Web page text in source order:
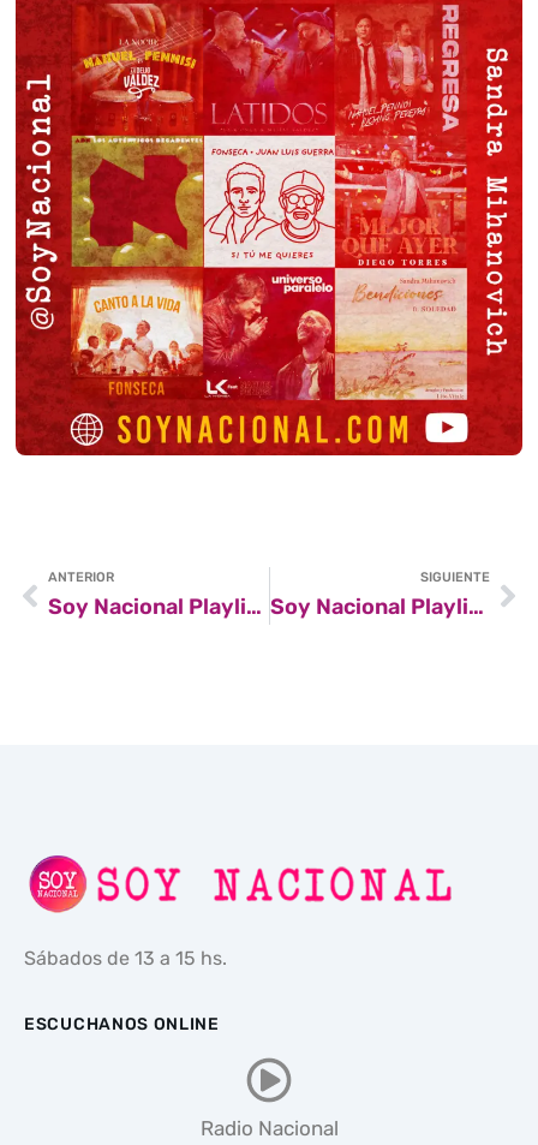
ANTERIOR
Soy Nacional Playlist #3
SIGUIENTE
Soy Nacional Playlist #5
Sábados de 13 a 15 hs.
ESCUCHANOS ONLINE
Radio Nacional